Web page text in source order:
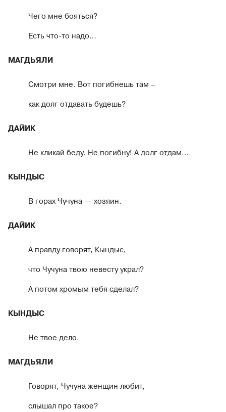
Чего мне бояться?
Есть что-то надо…
МАГДЬЯЛИ
Смотри мне. Вот погибнешь там –
как долг отдавать будешь?
ДАЙИК
Не кликай беду. Не погибну! А долг отдам…
КЫНДЫС
В горах Чучуна — хозяин.
ДАЙИК
А правду говорят, Кындыс,
что Чучуна твою невесту украл?
А потом хромым тебя сделал?
КЫНДЫС
Не твое дело.
МАГДЬЯЛИ
Говорят, Чучуна женщин любит,
слышал про такое?